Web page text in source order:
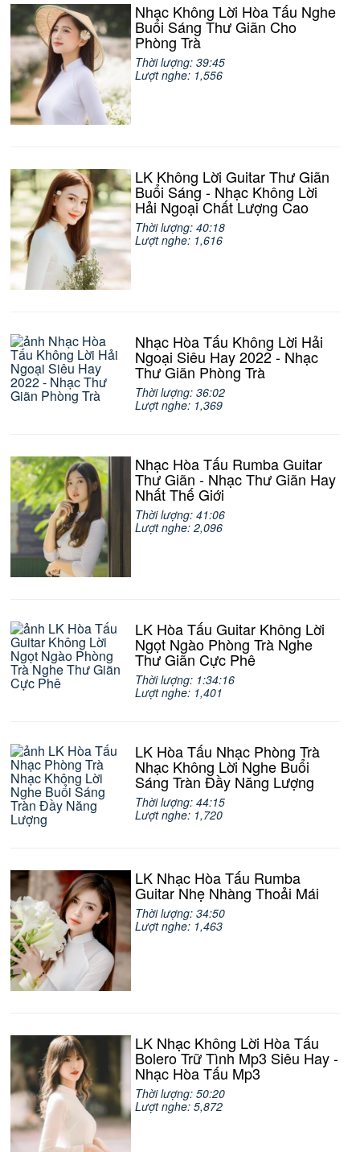
Nhạc Không Lời Hòa Tấu Nghe
Buổi Sáng Thư Giãn Cho
Phòng Trà
Thời lượng: 39:45
Lượt nghe: 1,556
LK Không Lời Guitar Thư Giãn
Buổi Sáng - Nhạc Không Lời
Hải Ngoại Chất Lượng Cao
Thời lượng: 40:18
Lượt nghe: 1,616
Nhạc Hòa Tấu Không Lời Hải
Ngoại Siêu Hay 2022 - Nhạc
Thư Giãn Phòng Trà
Thời lượng: 36:02
Lượt nghe: 1,369
Nhạc Hòa Tấu Rumba Guitar
Thư Giãn - Nhạc Thư Giãn Hay
Nhất Thế Giới
Thời lượng: 41:06
Lượt nghe: 2,096
LK Hòa Tấu Guitar Không Lời
Ngọt Ngào Phòng Trà Nghe
Thư Giãn Cực Phê
Thời lượng: 1:34:16
Lượt nghe: 1,401
LK Hòa Tấu Nhạc Phòng Trà
Nhạc Không Lời Nghe Buổi
Sáng Tràn Đầy Năng Lượng
Thời lượng: 44:15
Lượt nghe: 1,720
LK Nhạc Hòa Tấu Rumba
Guitar Nhẹ Nhàng Thoải Mái
Thời lượng: 34:50
Lượt nghe: 1,463
LK Nhạc Không Lời Hòa Tấu
Bolero Trữ Tình Mp3 Siêu Hay -
Nhạc Hòa Tấu Mp3
Thời lượng: 50:20
Lượt nghe: 5,872